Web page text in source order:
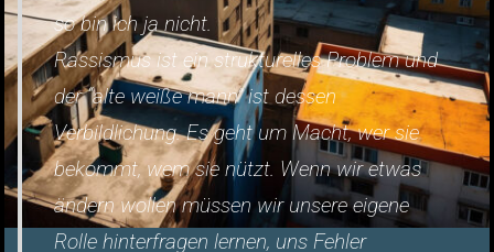
so bin ich ja nicht.
Rassismus ist ein strukturelles Problem und
der “alte weiße mann” ist dessen
Verbildlichung. Es geht um Macht, wer sie
bekommt, wem sie nützt. Wenn wir etwas
ändern wollen müssen wir unsere eigene
Rolle hinterfragen lernen, uns Fehler